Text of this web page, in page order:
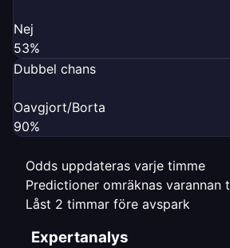
Nej
53%
Dubbel chans
Oavgjort/Borta
90%
Odds uppdateras varje timme
Predictioner omräknas varannan
Låst 2 timmar före avspark
Expertanalys